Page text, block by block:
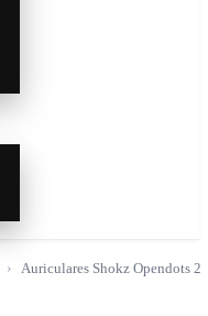
Auriculares Shokz Opendots 2